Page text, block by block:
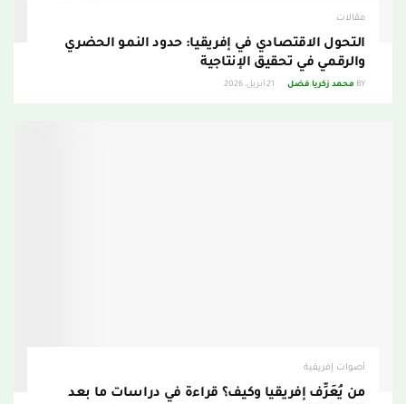
مقالات
التحول الاقتصادي في إفريقيا: حدود النمو الحضري
والرقمي في تحقيق الإنتاجية
BY محمد زكريا فضل
أصوات إفريقية
من يُعَرِّف إفريقيا وكيف؟ قراءة في دراسات ما بعد